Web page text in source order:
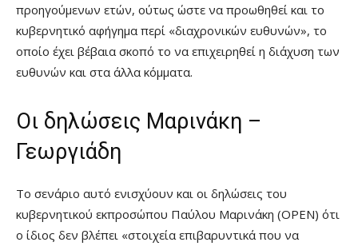
προηγούμενων ετών, ούτως ώστε να προωθηθεί και το
κυβερνητικό αφήγημα περί «διαχρονικών ευθυνών», το
οποίο έχει βέβαια σκοπό το να επιχειρηθεί η διάχυση των
ευθυνών και στα άλλα κόμματα.
Οι δηλώσεις Μαρινάκη –
Γεωργιάδη
Το σενάριο αυτό ενισχύουν και οι δηλώσεις του
κυβερνητικού εκπροσώπου Παύλου Μαρινάκη (OPEN) ότι
ο ίδιος δεν βλέπει «στοιχεία επιβαρυντικά που να